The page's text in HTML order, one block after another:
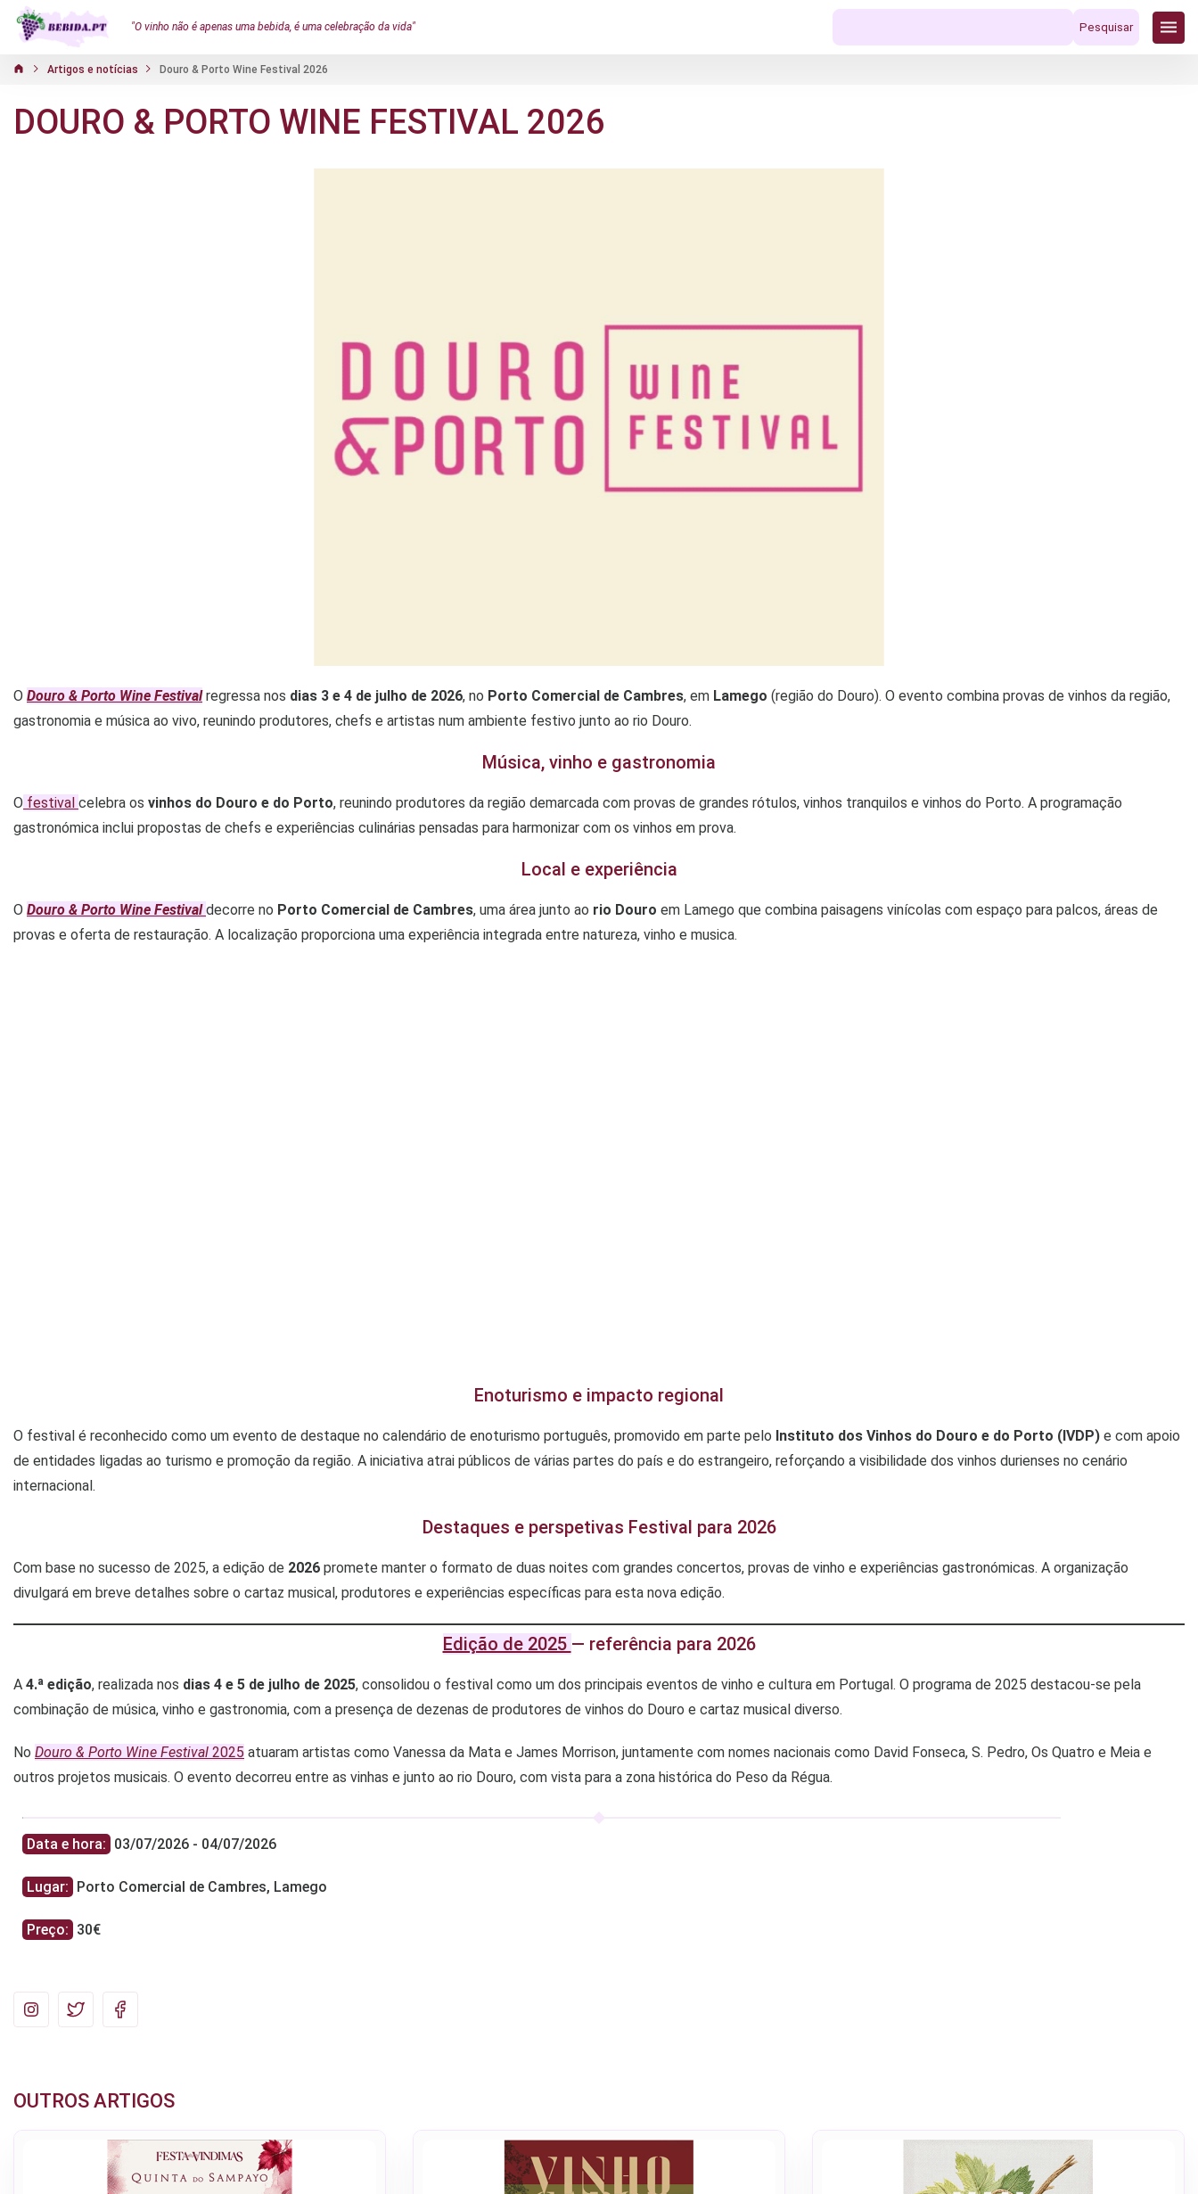
"O vinho não é apenas uma bebida, é uma celebração da vida"
Pesquisar
Artigos e notícias Douro & Porto Wine Festival 2026
DOURO & PORTO WINE FESTIVAL 2026
O Douro & Porto Wine Festival regressa nos dias 3 e 4 de julho de 2026, no Porto Comercial de Cambres, em Lamego (região do Douro). O evento combina provas de vinhos da região,
gastronomia e música ao vivo, reunindo produtores, chefs e artistas num ambiente festivo junto ao rio Douro.
Música, vinho e gastronomia
O festival celebra os vinhos do Douro e do Porto, reunindo produtores da região demarcada com provas de grandes rótulos, vinhos tranquilos e vinhos do Porto. A programação
gastronómica inclui propostas de chefs e experiências culinárias pensadas para harmonizar com os vinhos em prova.
Local e experiência
O Douro & Porto Wine Festival decorre no Porto Comercial de Cambres, uma área junto ao rio Douro em Lamego que combina paisagens vinícolas com espaço para palcos, áreas de
provas e oferta de restauração. A localização proporciona uma experiência integrada entre natureza, vinho e musica.
Enoturismo e impacto regional
O festival é reconhecido como um evento de destaque no calendário de enoturismo português, promovido em parte pelo Instituto dos Vinhos do Douro e do Porto (IVDP) e com apoio
de entidades ligadas ao turismo e promoção da região. A iniciativa atrai públicos de várias partes do país e do estrangeiro, reforçando a visibilidade dos vinhos durienses no cenário
internacional.
Destaques e perspetivas Festival para 2026
Com base no sucesso de 2025, a edição de 2026 promete manter o formato de duas noites com grandes concertos, provas de vinho e experiências gastronómicas. A organização
divulgará em breve detalhes sobre o cartaz musical, produtores e experiências específicas para esta nova edição.
Edição de 2025 — referência para 2026
A 4.ª edição, realizada nos dias 4 e 5 de julho de 2025, consolidou o festival como um dos principais eventos de vinho e cultura em Portugal. O programa de 2025 destacou‑se pela
combinação de música, vinho e gastronomia, com a presença de dezenas de produtores de vinhos do Douro e cartaz musical diverso.
No Douro & Porto Wine Festival 2025 atuaram artistas como Vanessa da Mata e James Morrison, juntamente com nomes nacionais como David Fonseca, S. Pedro, Os Quatro e Meia e
outros projetos musicais. O evento decorreu entre as vinhas e junto ao rio Douro, com vista para a zona histórica do Peso da Régua.
Data e hora: 03/07/2026 - 04/07/2026
Lugar: Porto Comercial de Cambres, Lamego
Preço: 30€
OUTROS ARTIGOS